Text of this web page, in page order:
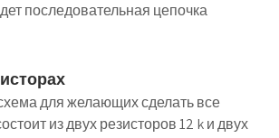
последовательная цепочка
для желающих сделать все
из двух резисторов 12 k и двух